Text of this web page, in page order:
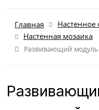
Главная
Настенная мозаика
Развивающий модуль